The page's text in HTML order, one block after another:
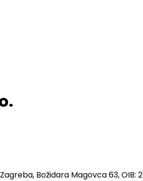
Božidara Magovca 63,